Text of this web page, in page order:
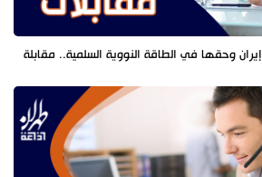
وحقها في الطاقة النووية السلمية.. مقابلة